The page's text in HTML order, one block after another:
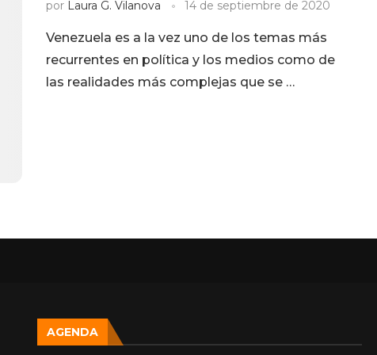
por Laura G. Vilanova 14 de septiembre de 2020
Venezuela es a la vez uno de los temas más
recurrentes en política y los medios como de
las realidades más complejas que se …
AGENDA